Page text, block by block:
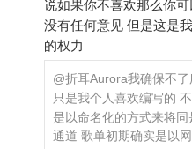
说如果你不喜欢那么你
没有任何意见 但是这是
的权力
@折耳Aurora我确保不
只是我个人喜欢编写的
是以命名化的方式来将
通道 歌单初期确实是以